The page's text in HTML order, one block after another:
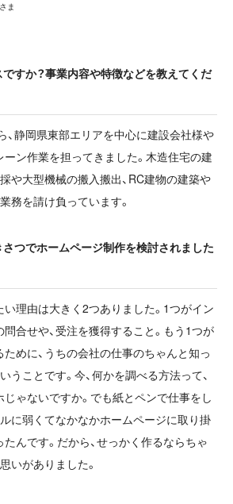
ま
すか？事業内容や特徴などを教えてくだ
、静岡県東部エリアを中心に建設会社様や
ン作業を担ってきました。木造住宅の建
や大型機械の搬入搬出、RC建物の建築や
務を請け負っています。
つでホームページ制作を検討されました
理由は大きく2つありました。1つがイン
合せや、受注を獲得すること。もう1つが
めに、うちの会社の仕事のちゃんと知っ
うことです。今、何かを調べる方法って、
ゃないですか。でも紙とペンで仕事をし
に弱くてなかなかホームページに取り掛
んです。だから、せっかく作るならちゃ
いがありました。